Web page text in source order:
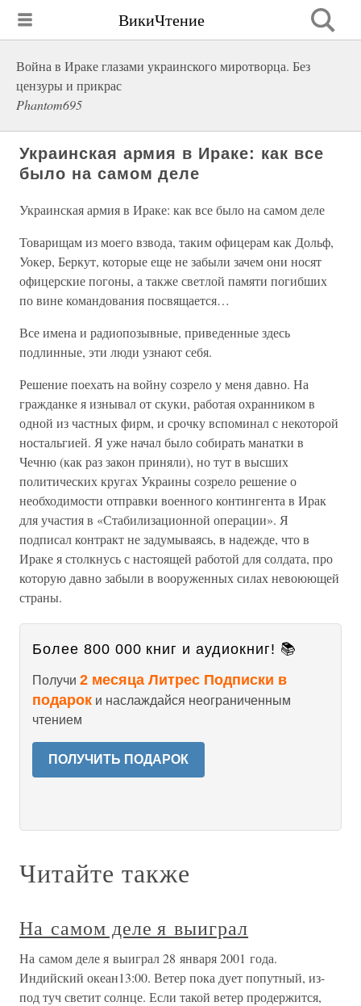
ВикиЧтение
Война в Ираке глазами украинского миротворца. Без
цензуры и прикрас
Phantom695
Украинская армия в Ираке: как все
было на самом деле
Украинская армия в Ираке: как все было на самом деле
Товарищам из моего взвода, таким офицерам как Дольф,
Уокер, Беркут, которые еще не забыли зачем они носят
офицерские погоны, а также светлой памяти погибших
по вине командования посвящается…
Все имена и радиопозывные, приведенные здесь
подлинные, эти люди узнают себя.
Решение поехать на войну созрело у меня давно. На
гражданке я изнывал от скуки, работая охранником в
одной из частных фирм, и срочку вспоминал с некоторой
ностальгией. Я уже начал было собирать манатки в
Чечню (как раз закон приняли), но тут в высших
политических кругах Украины созрело решение о
необходимости отправки военного контингента в Ирак
для участия в «Стабилизационной операции». Я
подписал контракт не задумываясь, в надежде, что в
Ираке я столкнусь с настоящей работой для солдата, про
которую давно забыли в вооруженных силах невоюющей
страны.
Более 800 000 книг и аудиокниг! 📚
Получи 2 месяца Литрес Подписки в
подарок и наслаждайся неограниченным
чтением
ПОЛУЧИТЬ ПОДАРОК
Читайте также
На самом деле я выиграл
На самом деле я выиграл 28 января 2001 года.
Индийский океан13:00. Ветер пока дует попутный, из-
под туч светит солнце. Если такой ветер продержится,